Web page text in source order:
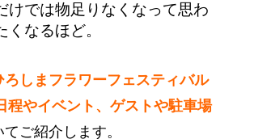
けでは物足りなくなって思わ
くなるほど。
ろしまフラワーフェスティバル
程やイベント、ゲストや駐車場
ご紹介します。